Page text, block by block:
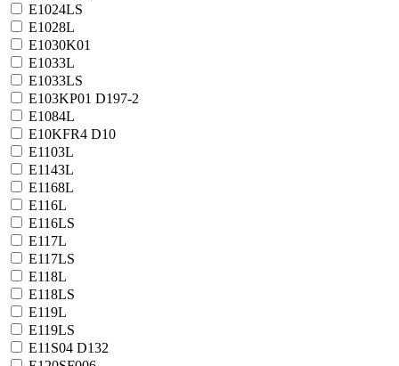
E1024LS
E1028L
E1030K01
E1033L
E1033LS
E103KP01 D197-2
E1084L
E10KFR4 D10
E1103L
E1143L
E1168L
E116L
E116LS
E117L
E117LS
E118L
E118LS
E119L
E119LS
E11S04 D132